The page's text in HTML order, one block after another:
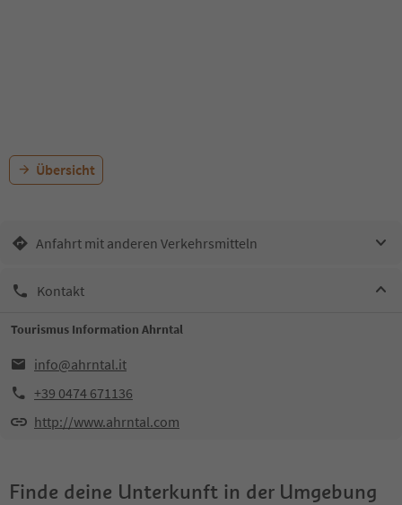
Übersicht
Anfahrt mit anderen Verkehrsmitteln
Kontakt
Tourismus Information Ahrntal
info@ahrntal.it
+39 0474 671136
http://www.ahrntal.com
Finde deine Unterkunft in der Umgebung